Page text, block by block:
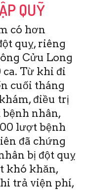
QUỸ
có hơn
quỵ, riêng
Cửu Long
ca. Từ khi đi
cuối tháng
điều trị
bệnh nhân,
lượt bệnh
đã chứng
bị đột quỵ
khó khăn,
trả viện phí,